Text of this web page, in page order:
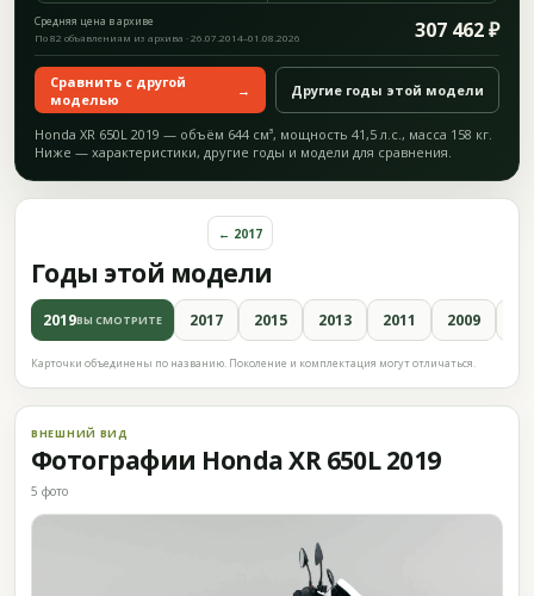
Средняя цена в архиве 307 462 ₽
По 82 объявлениям из архива · 26.07.2014–01.08.2026
Сравнить с другой
моделью
→ Другие годы этой модели
Honda XR 650L 2019 — объём 644 см³, мощность 41,5 л.с., масса 158 кг.
Ниже — характеристики, другие годы и модели для сравнения.
Годы этой модели
← 2017
2019ВЫ СМОТРИТЕ 2017 2015 2013 2011 2009
Карточки объединены по названию. Поколение и комплектация могут отличаться.
ВНЕШНИЙ ВИД
Фотографии Honda XR 650L 2019
5 фото